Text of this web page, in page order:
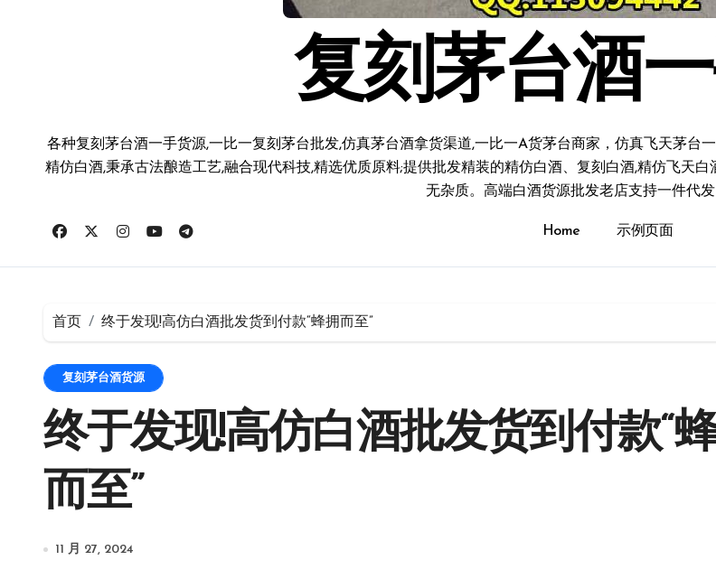
复刻茅台酒
各种复刻茅台酒一手货源,一比一复刻茅台批发,仿真茅台酒拿货渠道,一比一A货茅台商家，仿真飞天茅台
精仿白酒,秉承古法酿造工艺,融合现代科技,精选优质原料;提供批发精装的精仿白酒、复刻白酒,精仿飞天
无杂质。高端白酒货源批发老店支持一件代
Home 示例页面
首页 终于发现!高仿白酒批发货到付款“蜂拥而至”
复刻茅台酒货源
终于发现!高仿白酒批发货到付款“
而至”
11 月 27, 2024